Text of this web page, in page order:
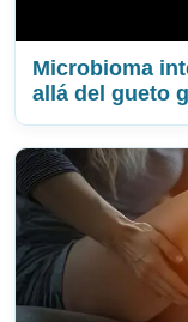
Microbioma
allá del gueto